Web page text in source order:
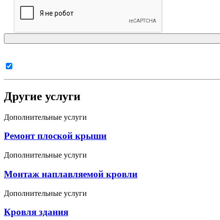
Другие услуги
Дополнительные услуги
Ремонт плоской крыши
Дополнительные услуги
Монтаж наплавляемой кровли
Дополнительные услуги
Кровля здания